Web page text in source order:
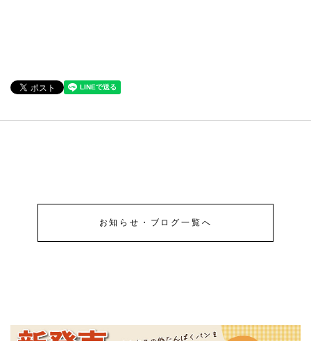
お知らせ・ブログ一覧へ